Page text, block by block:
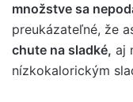
množstve sa
preukázateľné, že
chute na sladké, aj
nízkokalorickým